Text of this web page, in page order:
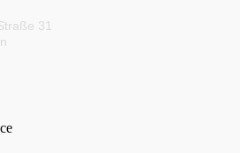
31